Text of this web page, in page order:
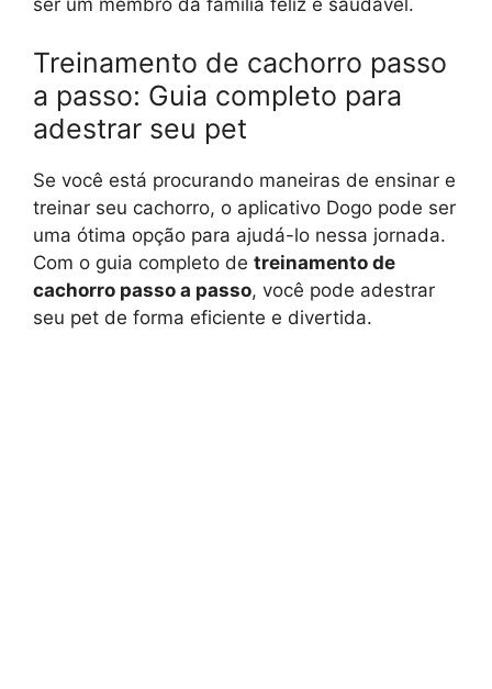
Treinamento de cachorro passo
a passo: Guia completo para
adestrar seu pet
Se você está procurando maneiras de ensinar e
treinar seu cachorro, o aplicativo Dogo pode ser
uma ótima opção para ajudá-lo nessa jornada.
Com o guia completo de treinamento de
cachorro passo a passo, você pode adestrar
seu pet de forma eficiente e divertida.